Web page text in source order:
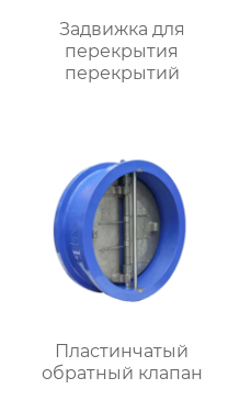
Задвижка для
перекрытия
перекрытий
Пластинчатый
обратный клапан